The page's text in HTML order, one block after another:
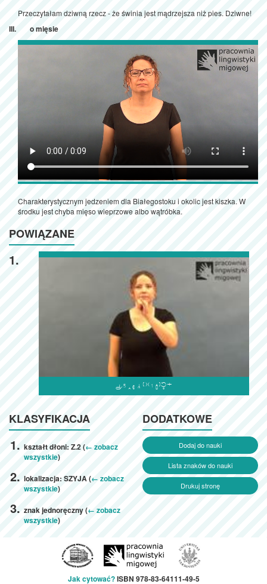
Przeczytałam dziwną rzecz - że świnia jest mądrzejsza niż pies. Dziwne!
o mięsie
Charakterystycznym jedzeniem dla Białegostoku i okolic jest kiszka. W
środku jest chyba mięso wieprzowe albo wątróbka.
POWIĄZANE
1.

KLASYFIKACJA
kształt dłoni: Z.2 (← zobacz
wszystkie)
lokalizacja: SZYJA (← zobacz
wszystkie)
znak jednoręczny (← zobacz
wszystkie)
DODATKOWE
Dodaj do nauki
Lista znaków do nauki
Drukuj stronę
Jak cytować?ISBN 978-83-64111-49-5